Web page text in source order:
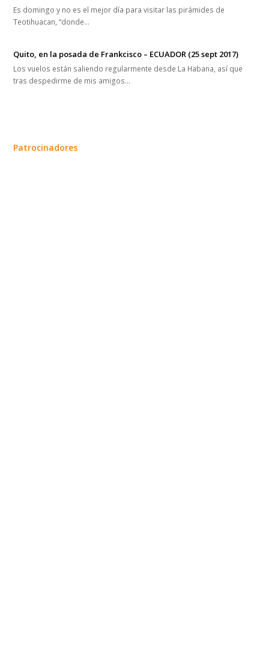
Es domingo y no es el mejor día para visitar las pirámides de
Teotihuacan, “donde…
Quito, en la posada de Frankcisco – ECUADOR (25 sept 2017)
Los vuelos están saliendo regularmente desde La Habana, así que
tras despedirme de mis amigos…
Patrocinadores